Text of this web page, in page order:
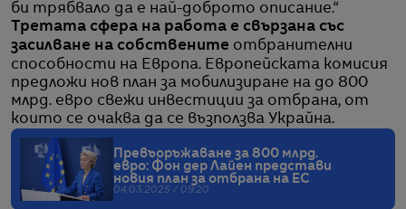
би трябвало да е най-доброто описание.“
Третата сфера на работа е свързана със
засилване на собствените отбранителни
способности на Европа. Европейската комисия
предложи нов план за мобилизиране на до 800
млрд. евро свежи инвестиции за отбрана, от
които се очаква да се възползва Украйна.
Превъоръжаване за 800 млрд.
евро: Фон дер Лайен представи
новия план за отбрана на ЕС
04.03.2025 / 09:20